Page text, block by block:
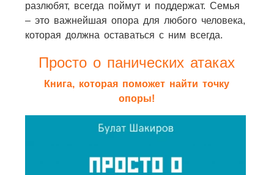
разлюбят, всегда поймут и поддержат. Семья
– это важнейшая опора для любого человека,
которая должна оставаться с ним всегда.
Просто о панических атаках
Книга, которая поможет найти точку
опоры!